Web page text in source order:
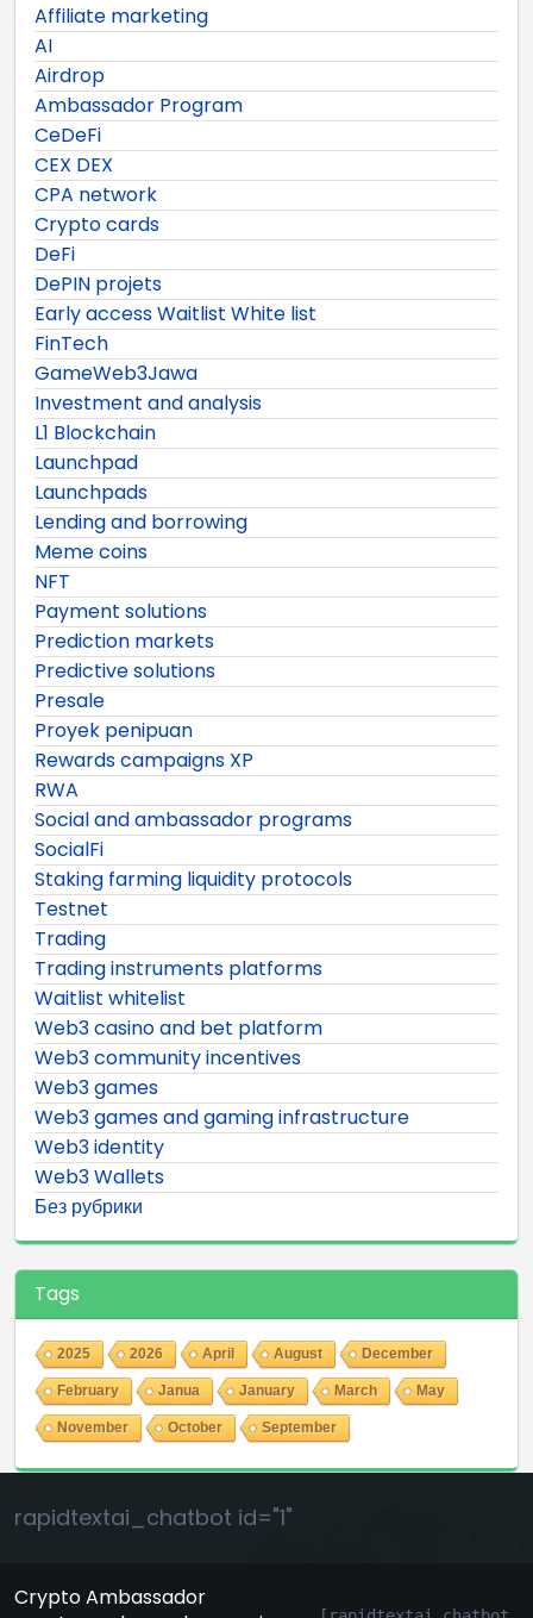
Affiliate marketing
AI
Airdrop
Ambassador Program
CeDeFi
CEX DEX
CPA network
Crypto cards
DeFi
DePIN projets
Early access Waitlist White list
FinTech
GameWeb3Jawa
Investment and analysis
L1 Blockchain
Launchpad
Launchpads
Lending and borrowing
Meme coins
NFT
Payment solutions
Prediction markets
Predictive solutions
Presale
Proyek penipuan
Rewards campaigns XP
RWA
Social and ambassador programs
SocialFi
Staking farming liquidity protocols
Testnet
Trading
Trading instruments platforms
Waitlist whitelist
Web3 casino and bet platform
Web3 community incentives
Web3 games
Web3 games and gaming infrastructure
Web3 identity
Web3 Wallets
Без рубрики
Tags
2025 2026 April August December
February Janua January March May
November October September
rapidtextai_chatbot id="1"
Crypto Ambassador